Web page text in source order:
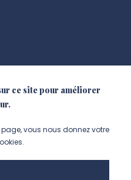
instagram
sur linkedin
nous sur
ce site pour améliorer
vous nous donnez votre